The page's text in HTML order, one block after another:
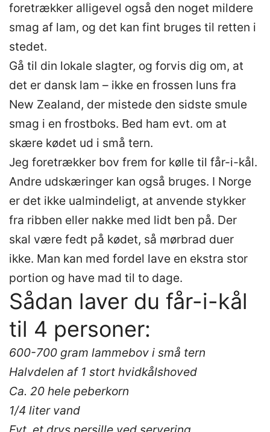
foretrækker alligevel også den noget mildere
smag af lam, og det kan fint bruges til retten i
stedet.
Gå til din lokale slagter, og forvis dig om, at
det er dansk lam – ikke en frossen luns fra
New Zealand, der mistede den sidste smule
smag i en frostboks. Bed ham evt. om at
skære kødet ud i små tern.
Jeg foretrækker bov frem for kølle til får-i-kål.
Andre udskæringer kan også bruges. I Norge
er det ikke ualmindeligt, at anvende stykker
fra ribben eller nakke med lidt ben på. Der
skal være fedt på kødet, så mørbrad duer
ikke. Man kan med fordel lave en ekstra stor
portion og have mad til to dage.
Sådan laver du får-i-kål
til 4 personer:
600-700 gram lammebov i små tern
Halvdelen af 1 stort hvidkålshoved
Ca. 20 hele peberkorn
1/4 liter vand